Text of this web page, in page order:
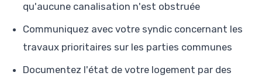
qu'aucune canalisation n'est obstruée
Communiquez avec votre syndic concernant les
travaux prioritaires sur les parties communes
Documentez l'état de votre logement par des